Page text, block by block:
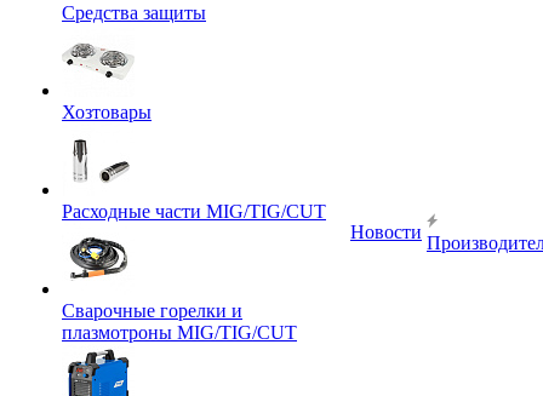
Средства защиты
Хозтовары
Расходные части MIG/TIG/CUT
Сварочные горелки и
плазмотроны MIG/TIG/CUT
Новости